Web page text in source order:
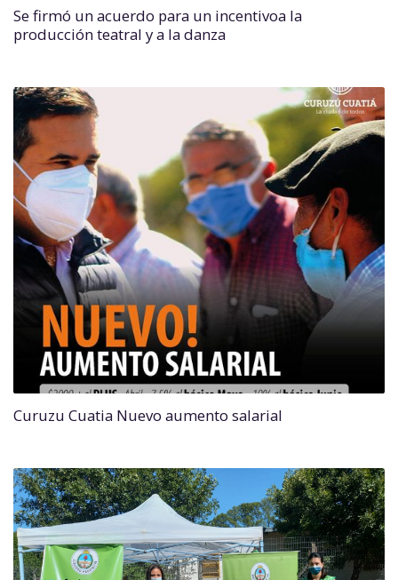
Se firmó un acuerdo para un incentivoa la
producción teatral y a la danza
Curuzu Cuatia Nuevo aumento salarial